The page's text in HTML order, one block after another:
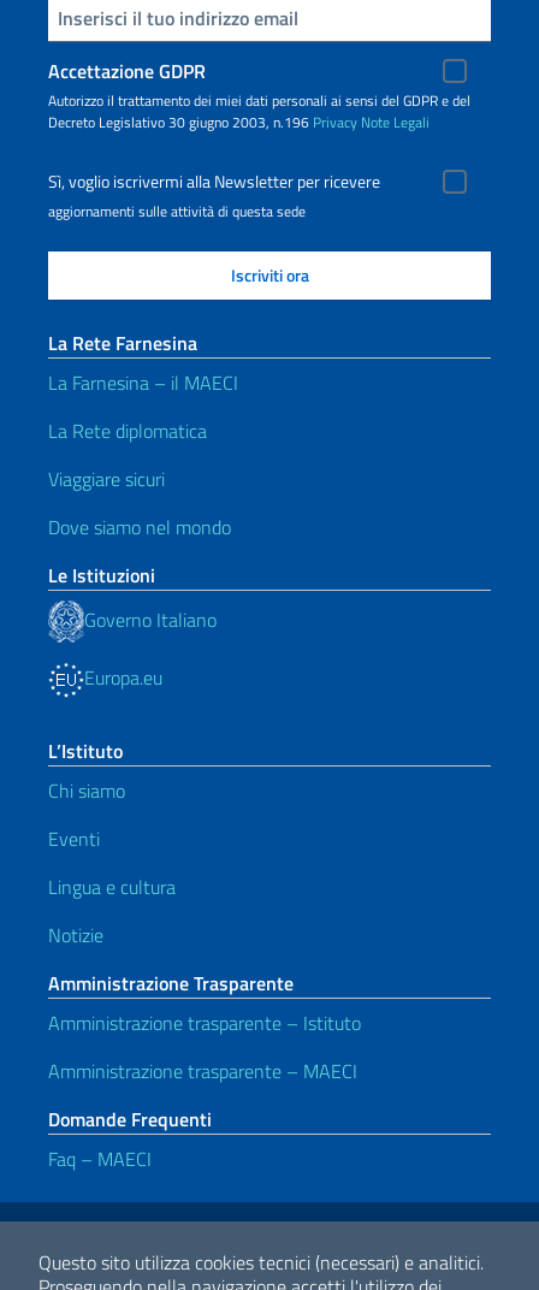
Questo sito utilizza cookies tecnici (necessari) e analitici.
Inserisci la tua email
Accettazione GDPR
Autorizzo il trattamento dei miei dati personali ai sensi del GDPR e del
Decreto Legislativo 30 giugno 2003, n.196 Privacy Note Legali
Sì, voglio iscrivermi alla Newsletter per ricevere
aggiornamenti sulle attività di questa sede
La Rete Farnesina
La Farnesina – il MAECI
La Rete diplomatica
Viaggiare sicuri
Dove siamo nel mondo
Le Istituzioni
Governo Italiano
Europa.eu
L’Istituto
Chi siamo
Eventi
Lingua e cultura
Notizie
Amministrazione Trasparente
Amministrazione trasparente – Istituto
Amministrazione trasparente – MAECI
Domande Frequenti
Faq – MAECI
Link Utili